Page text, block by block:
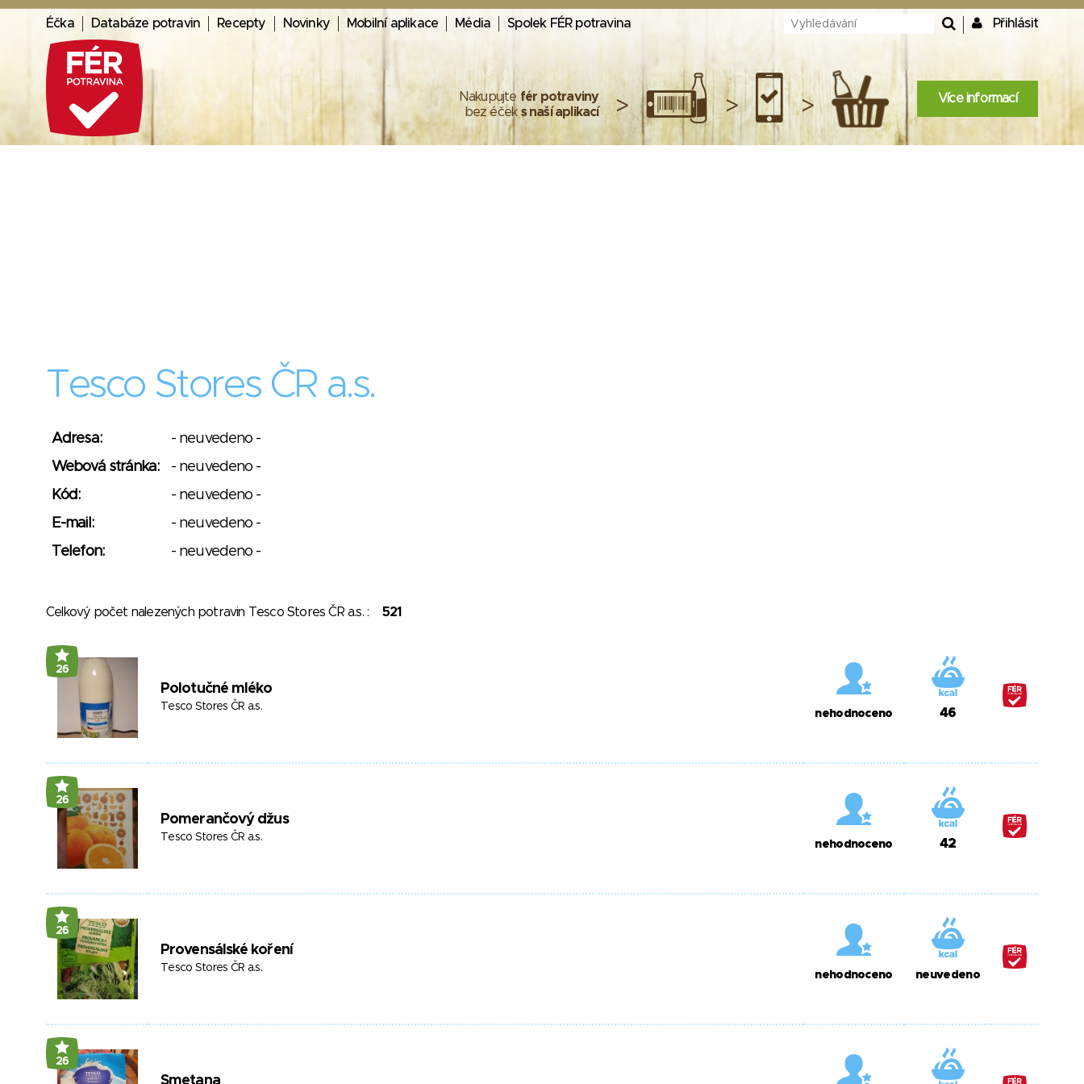
Éčka Databáze potravin Recepty Novinky Mobilní aplikace Média Spolek FÉR potravina Přihlásit
Nakupujte fér potraviny
bez éček s naší aplikací > > > Více informací
Tesco Stores ČR a.s.
Adresa:
- neuvedeno -
Webová stránka:
- neuvedeno -
Kód:
- neuvedeno -
E-mail:
- neuvedeno -
Telefon:
- neuvedeno -
Celkový počet nalezených potravin Tesco Stores ČR a.s. :521
26
Polotučné mléko
Tesco Stores ČR a.s.
nehodnoceno 46
26
Pomerančový džus
Tesco Stores ČR a.s.
nehodnoceno 42
26
Provensálské koření
Tesco Stores ČR a.s.
nehodnoceno neuvedeno
26
Smetana